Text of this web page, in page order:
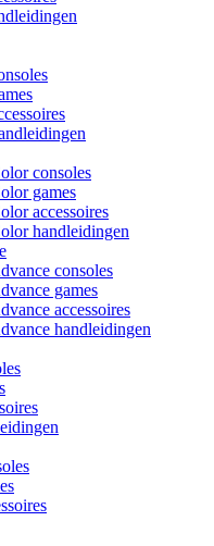
consoles
games
accessoires
handleidingen
consoles
games
accessoires
handleidingen